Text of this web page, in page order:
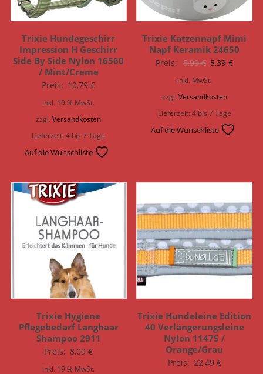
Trixie Hundegeschirr
Impression H Geschirr
Side By Side Nylon 16560
/ Mint/Creme
Preis: 10,79€
inkl. 19 % MwSt.
zzgl.Versandkosten
Lieferzeit:4 bis 7 Tage
Auf die Wunschliste
Trixie Katzennapf Mimi
Napf Keramik 24650
Preis: 5,99€
Preis
5,39€
inkl. MwSt.
zzgl. Versandkosten
Lieferzeit:4 bis 7 Tage
Auf die Wunschliste
Trixie Hygiene
Pflegebedarf Langhaar
Shampoo 2911
Preis: 8,09€
inkl. 19 % MwSt.
Trixie Hundeleine Edition
40 Verlängerungsleine
Nylon 11475 /
Orange/Grau
Preis: 22,49 €